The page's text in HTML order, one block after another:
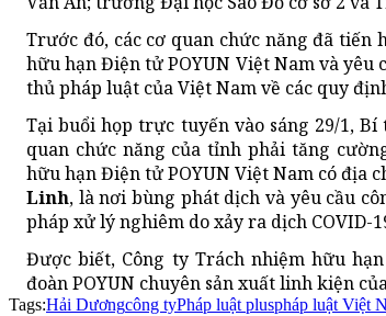
Trước đó, các cơ quan chức năng đã tiến
hữu hạn Điện tử POYUN Việt Nam và
thủ pháp luật của Việt Nam về các quy
Tại buổi họp trực tuyến vào sáng 29/1,
quan chức năng của tỉnh phải tăng
hữu hạn Điện tử POYUN Việt Nam có địa
Linh, là nơi bùng phát dịch và yêu cầu
pháp xử lý nghiêm do xảy ra dịch COVID-
Được biết, Công ty Trách nhiệm hữu
đoàn POYUN chuyên sản xuất linh kiện
Tags:Hải Dươngcông tyPháp luật pluspháp luật Việt